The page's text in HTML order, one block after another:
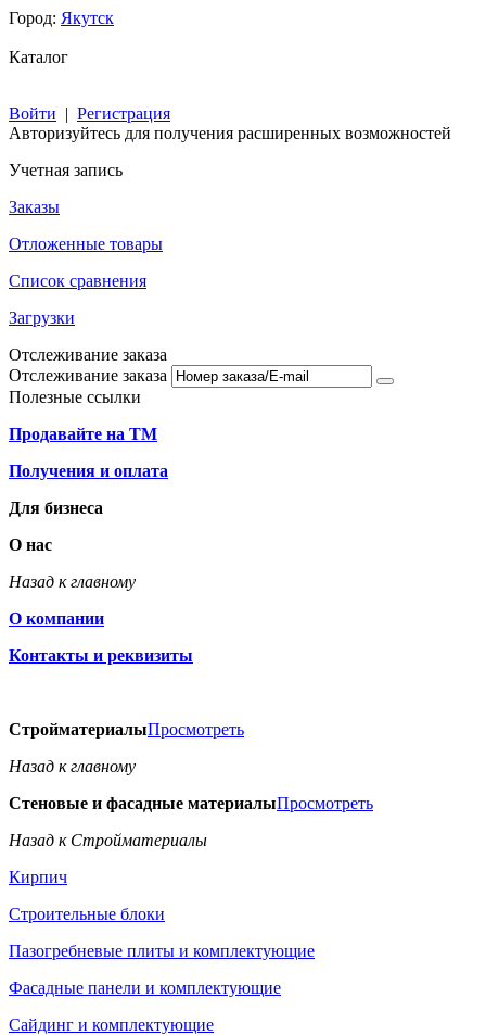
Город: Якутск
Каталог
Войти | Регистрация
Авторизуйтесь для получения расширенных возможностей
Учетная запись
Заказы
Отложенные товары
Список сравнения
Загрузки
Отслеживание заказа
Отслеживание заказа
Полезные ссылки
Продавайте на ТМ
Получения и оплата
Для бизнеса
О нас
Назад к главному
О компании
Контакты и реквизиты
СтройматериалыПросмотреть
Назад к главному
Стеновые и фасадные материалыПросмотреть
Назад к Стройматериалы
Кирпич
Строительные блоки
Пазогребневые плиты и комплектующие
Фасадные панели и комплектующие
Сайдинг и комплектующие